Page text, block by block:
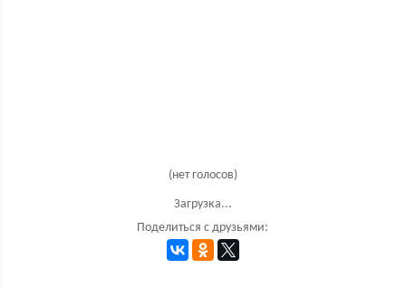
(нет голосов)
Загрузка...
Поделиться с друзьями: